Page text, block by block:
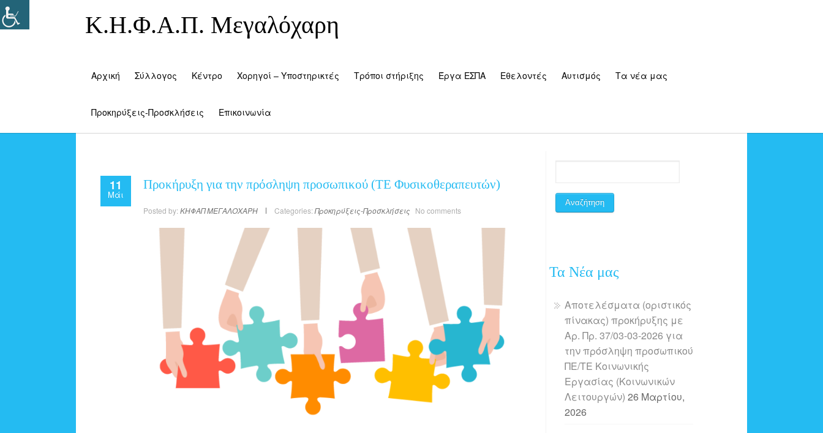
Κ.Η.Φ.Α.Π. Μεγαλόχαρη
Αρχική Σύλλογος Κέντρο Χορηγοί – Υποστηρικτές Τρόποι στήριξης Έργα ΕΣΠΑ Εθελοντές Αυτισμός Τα νέα μας
Προκηρύξεις-Προσκλήσεις Επικοινωνία
11
Μάι
Προκήρυξη για την πρόσληψη προσωπικού (ΤΕ Φυσικοθεραπευτών)
Posted by: ΚΗΦΑΠ ΜΕΓΑΛΟΧΑΡΗ Categories: Προκηρύξεις-Προσκλήσεις No comments
Τα Νέα μας
Αποτελέσματα (οριστικός
πίνακας) προκήρυξης με
Αρ. Πρ. 37/03-03-2026 για
την πρόσληψη προσωπικού
ΠΕ/ΤΕ Κοινωνικής
Εργασίας (Κοινωνικών
Λειτουργών) 26 Μαρτίου,
2026